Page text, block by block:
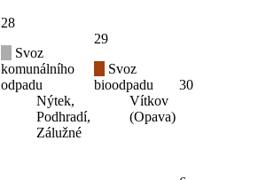
28
Svoz
komunálního
odpadu
Nýtek,
Podhradí,
Zálužné
29
Svoz
bioodpadu
Vítkov
(Opava)
30